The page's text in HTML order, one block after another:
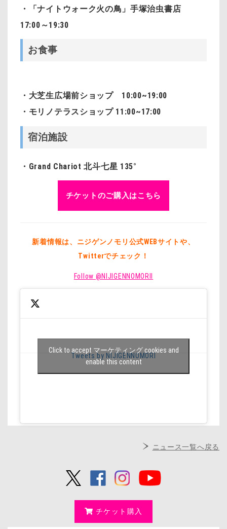
・「ナイトウォーク火の鳥」手塚治虫書店
17:00～19:30
お食事
・大芝生広場前ショップ 10:00~19:00
・モリノテラスショップ 11:00~17:00
宿泊施設
・Grand Chariot 北斗七星 135°
チケットのご購入はこちら
新着情報は、ニジゲンノモリ公式WEBサイトや、
Twitterでチェック！
Follow @NIJIGENNOMORII
Tweets by NIJIGENNOMORI
Click to accept マーケティング cookies and
enable this content
ニュース一覧へ戻る
チケット購入